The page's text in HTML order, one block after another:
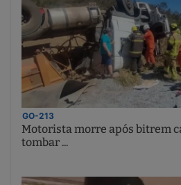
GO-213
Motorista morre após bitrem
tombar ...